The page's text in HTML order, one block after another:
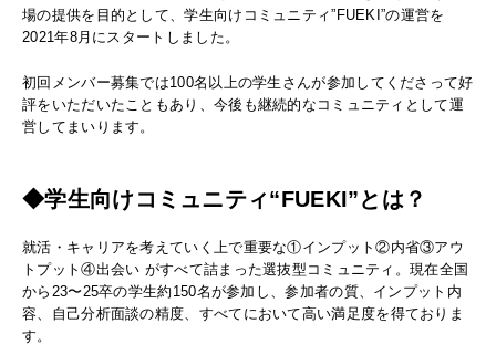
場の提供を目的として、学生向けコミュニティ”FUEKI”の運営を
2021年8月にスタートしました。
初回メンバー募集では100名以上の学生さんが参加してくださって好
評をいただいたこともあり、今後も継続的なコミュニティとして運
営してまいります。
◆学生向けコミュニティ“FUEKI”とは？
就活・キャリアを考えていく上で重要な①インプット②内省③アウ
トプット④出会い がすべて詰まった選抜型コミュニティ。現在全国
から23〜25卒の学生約150名が参加し、参加者の質、インプット内
容、自己分析面談の精度、 すべてにおいて高い満足度を得ておりま
す。